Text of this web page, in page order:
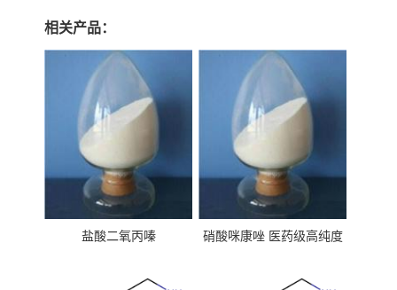
相关产品：
盐酸二氧丙嗪
硝酸咪康唑 医药级高纯度